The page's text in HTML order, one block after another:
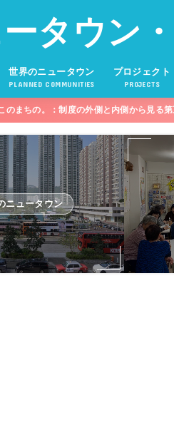
タウン
世界のニュータウン
PLANNED COMMUNITIES
プロジェクト
PROJECTS
のまちの。：制度の外側と内側から見る
ニュータウン